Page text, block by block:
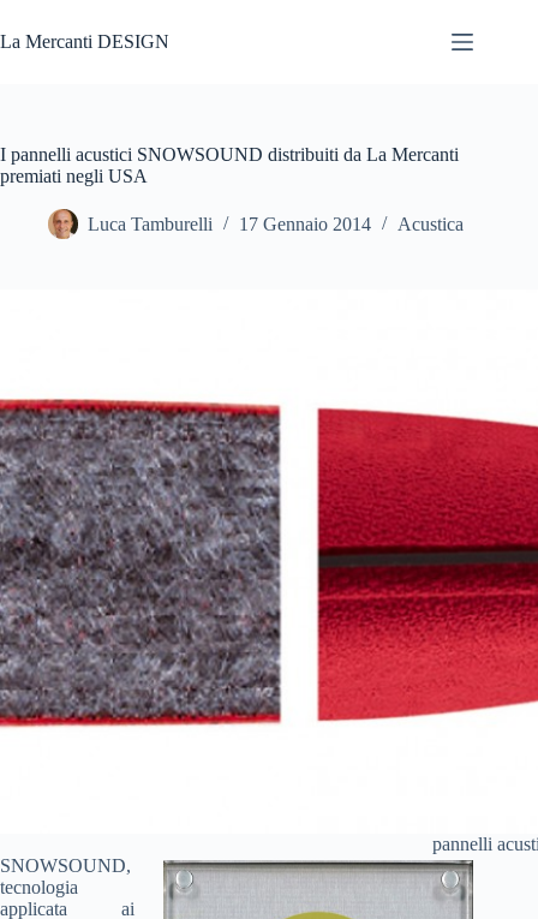
al
contenuto
La Mercanti DESIGN
I pannelli acustici SNOWSOUND distribuiti da La Mercanti
premiati negli USA
Luca Tamburelli 17 Gennaio 2014 Acustica
pannelli
SNOWSOUND,
tecnologia
applicata ai